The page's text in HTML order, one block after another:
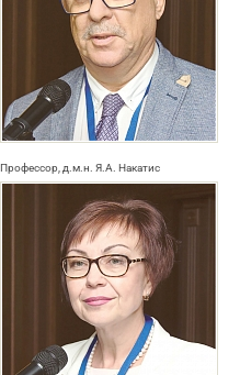
Профессор, д.м.н. Я.А. Накатис